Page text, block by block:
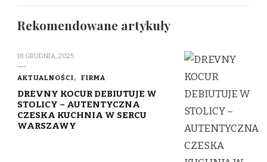
Rekomendowane artykuły
18 GRUDNIA, 2025
AKTUALNOŚCI FIRMA
DREVNY KOCUR DEBIUTUJE W
STOLICY – AUTENTYCZNA
CZESKA KUCHNIA W SERCU
WARSZAWY